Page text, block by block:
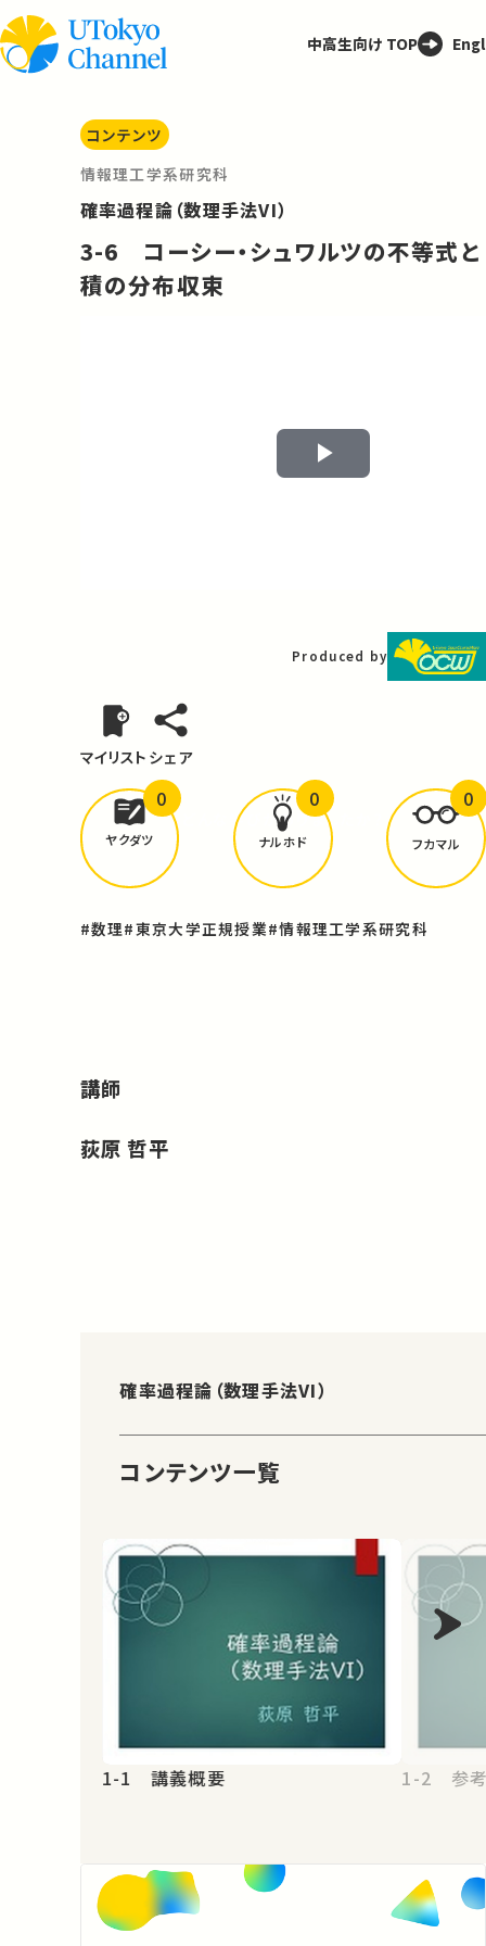
中高生向け TOP
コンテンツ
情報理工学系研究科
確率過程論（数理手法VI）
3-6 コーシー・シュワルツの不等式と
積の分布収束
Play
Produced by
マイリスト シェア
どんな学びがありましたか？
ヤクダツ
0
ナルホド
0
フカマル
0
#数理#東京大学正規授業#情報理工学系研究科
講師
荻原 哲平
確率過程論（数理手法VI）
コンテンツ一覧
1-1 講義概要 1-2 参